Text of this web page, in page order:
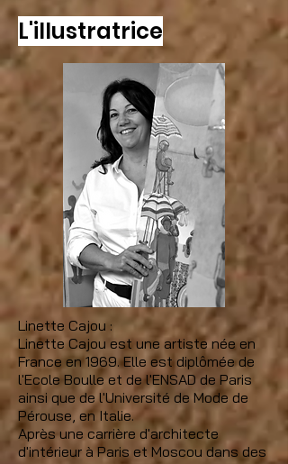
L'illustratrice
Linette Cajou :
Linette Cajou est une artiste née en
France en 1969. Elle est diplômée de
l'Ecole Boulle et de l'ENSAD de Paris
ainsi que de l'Université de Mode de
Pérouse, en Italie.
Après une carrière d'architecte
d'intérieur à Paris et Moscou dans des